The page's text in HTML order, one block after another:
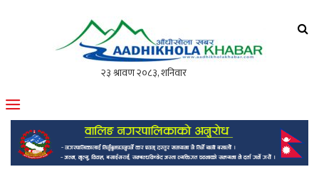
मोफसलकै लोकप्रिय अनलाइन पत्रिका